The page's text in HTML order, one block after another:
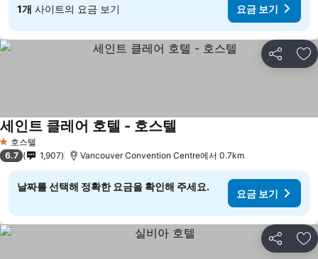
1개 사이트의 요금 보기 요금 보기
공유 즐
1 성급호스텔
세인트 클레어 호텔 - 호스텔
6.7 1,907 Vancouver Convention Centre에서 0.7km
날짜를 선택해 정확한 요금을 확인해 주세요.
요금 보기
공유 즐